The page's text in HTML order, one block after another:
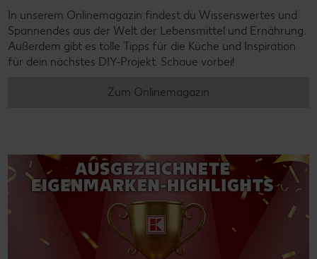
In unserem Onlinemagazin findest du Wissenswertes und
Spannendes aus der Welt der Lebensmittel und Ernährung.
Außerdem gibt es tolle Tipps für die Küche und Inspiration
für dein nächstes DIY-Projekt. Schaue vorbei!
Zum Onlinemagazin